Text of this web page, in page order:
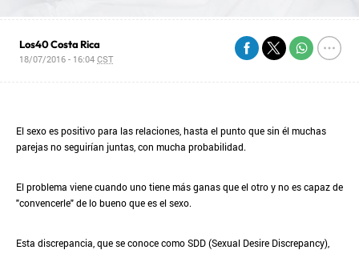
Los40 Costa Rica
18/07/2016 - 16:04CST
El sexo es positivo para las relaciones, hasta el punto que sin él muchas
parejas no seguirían juntas, con mucha probabilidad.
El problema viene cuando uno tiene más ganas que el otro y no es capaz de
"convencerle" de lo bueno que es el sexo.
Esta discrepancia, que se conoce como SDD (Sexual Desire Discrepancy),